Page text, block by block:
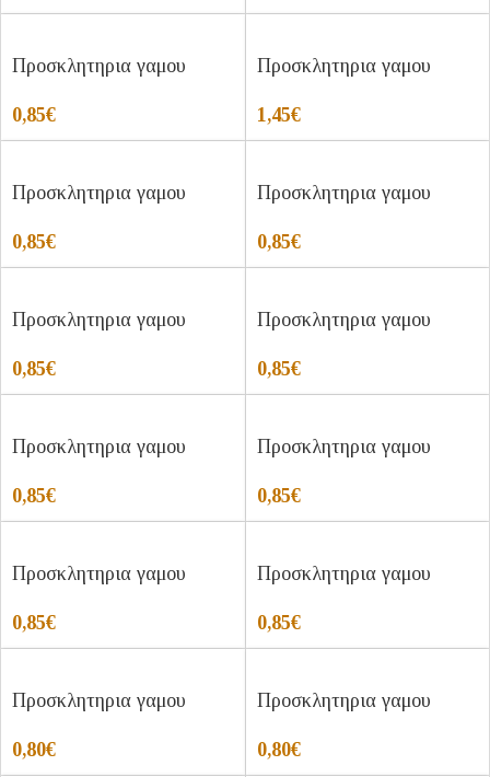
Προσκλητηρια γαμου
0,85€
Προσκλητηρια γαμου
1,45€
Προσκλητηρια γαμου
0,85€
Προσκλητηρια γαμου
0,85€
Προσκλητηρια γαμου
0,85€
Προσκλητηρια γαμου
0,85€
Προσκλητηρια γαμου
0,85€
Προσκλητηρια γαμου
0,85€
Προσκλητηρια γαμου
0,85€
Προσκλητηρια γαμου
0,85€
Προσκλητηρια γαμου
0,80€
Προσκλητηρια γαμου
0,80€